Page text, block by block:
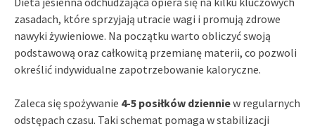
zasadach, które sprzyjają utracie wagi i promują zdrowe
nawyki żywieniowe. Na początku warto obliczyć swoją
podstawową oraz całkowitą przemianę materii, co pozwoli
określić indywidualne zapotrzebowanie kaloryczne.
Zaleca się spożywanie 4-5 posiłków dzienniew regularnych
odstępach czasu. Taki schemat pomaga w stabilizacji